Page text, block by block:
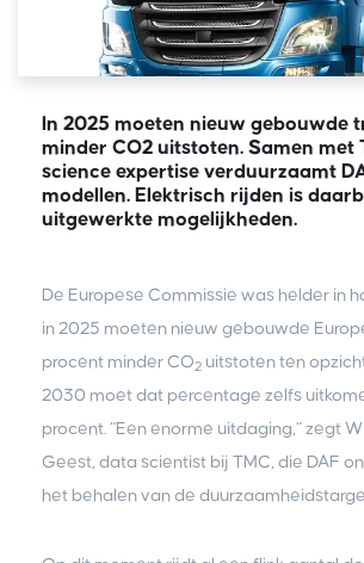
In 2025 moeten nieuw gebouwde
minder CO2 uitstoten. Samen met
science expertise verduurzaamt
modellen. Elektrisch rijden is
uitgewerkte mogelijkheden.
De Europese Commissie was helder in
in 2025 moeten nieuw gebouwde
procent minder CO2 uitstoten ten
2030 moet dat percentage zelfs
procent. “Een enorme uitdaging,” zegt
Geest, data scientist bij TMC, die DAF
het behalen van de